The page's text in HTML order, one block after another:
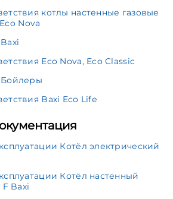
котлы настенные газовые
Nova
Eco Nova, Eco Classic
Бойлеры
Baxi Eco Life
Котёл электрический
Котёл настенный
F Baxi